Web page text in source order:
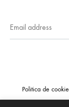
Politica de